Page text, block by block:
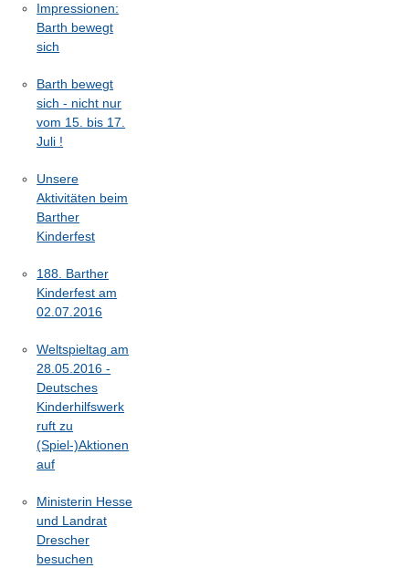
Impressionen:
Barth bewegt
sich
Barth bewegt
sich - nicht nur
vom 15. bis 17.
Juli !
Unsere
Aktivitäten beim
Barther
Kinderfest
188. Barther
Kinderfest am
02.07.2016
Weltspieltag am
28.05.2016 -
Deutsches
Kinderhilfswerk
ruft zu
(Spiel-)Aktionen
auf
Ministerin Hesse
und Landrat
Drescher
besuchen